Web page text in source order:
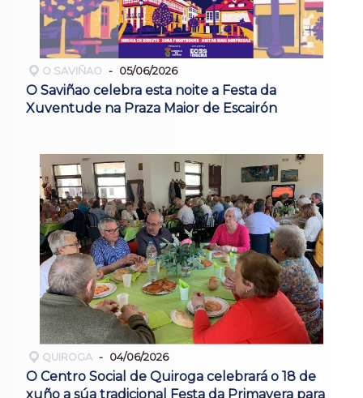
O SAVIÑAO 05/06/2026
O Saviñao celebra esta noite a Festa da
Xuventude na Praza Maior de Escairón
QUIROGA 04/06/2026
O Centro Social de Quiroga celebrará o 18 de
xuño a súa tradicional Festa da Primavera para